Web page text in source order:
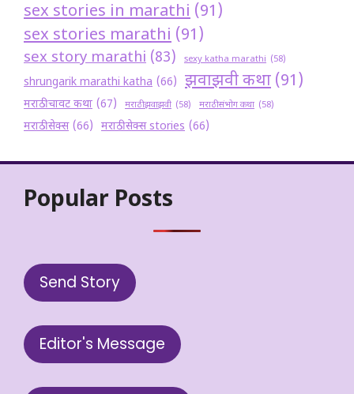
sex stories in marathi (91)
sex stories marathi (91)
sex story marathi (83) sexy katha marathi (58)
shrungarik marathi katha (66) झवाझवी कथा (91)
मराठी चावट कथा (67) मराठी झवाझवी (58) मराठी संभोग कथा (58)
मराठी सेक्स (66) मराठी सेक्स stories (66)
Popular Posts
Send Story
Editor's Message